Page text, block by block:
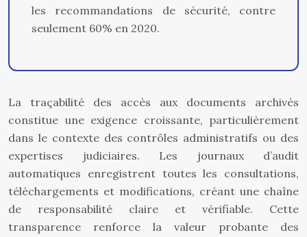
les recommandations de sécurité, contre
seulement 60% en 2020.
La traçabilité des accès aux documents archivés
constitue une exigence croissante, particulièrement
dans le contexte des contrôles administratifs ou des
expertises judiciaires. Les journaux d’audit
automatiques enregistrent toutes les consultations,
téléchargements et modifications, créant une chaîne
de responsabilité claire et vérifiable. Cette
transparence renforce la valeur probante des